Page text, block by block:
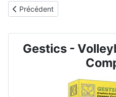
Article précédent :
Précédent
Gestics -